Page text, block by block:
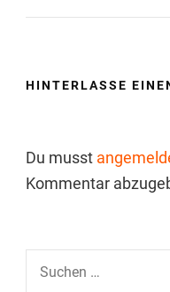
HINTERLASSE
Du musst
Kommentar
Suchen